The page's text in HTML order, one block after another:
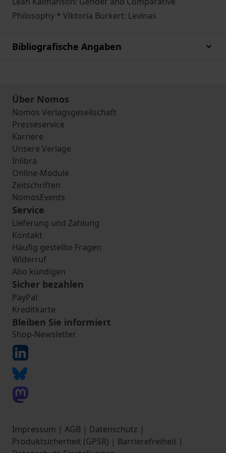
Philosophy * Viktoria Burkert: Levinas
Bibliografische Angaben
Über Nomos
Nomos Verlagsgesellschaft
Presseservice
Karriere
Unsere Verlage
Inlibra
Online-Module
Zeitschriften
NomosEvents
Service
Lieferung und Zahlung
Kontakt
Häufig gestellte Fragen
Widerruf
Abo kündigen
Sicher bezahlen
PayPal
Kreditkarte
Bleiben Sie informiert
Shop-Newsletter
Impressum | AGB | Datenschutz |
Produktsicherheit (GPSR) | Barrierefreiheit |